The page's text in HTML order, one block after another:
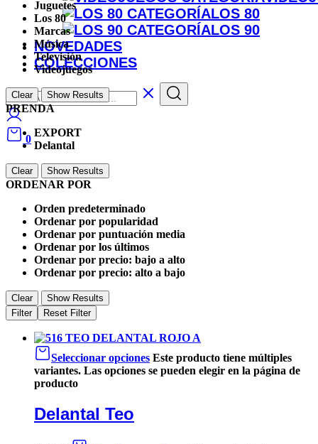
LOS 80
LOS 90
NOVEDADES
COLECCIONES
0
Juguetes
Los 80
Marcas
Música
Televisión
Videojuegos
Clear Show Results
PRENDA
EXPORT
Delantal
Clear Show Results
ORDENAR POR
Orden predeterminado
Ordenar por popularidad
Ordenar por puntuación media
Ordenar por los últimos
Ordenar por precio: bajo a alto
Ordenar por precio: alto a bajo
Clear
Show Results
Filter
Reset Filter
Seleccionar opciones Este producto tiene múltiples
variantes. Las opciones se pueden elegir en la página de
producto
Delantal Teo